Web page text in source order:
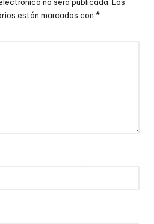
están marcados con *